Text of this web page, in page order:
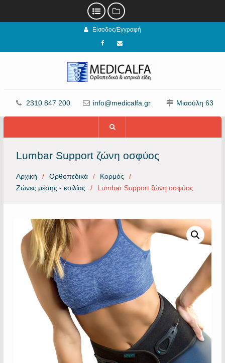
Είσοδος/Εγγραφή
Facebook
email
2310 847 200 info@medicalfa.gr Μιαούλη 63
Lumbar Support ζώνη οσφύος
Αρχική Ορθοπεδικά
Κορμός
Ζώνες μέσης - κοιλίας
Lumbar Support ζώνη οσφύος